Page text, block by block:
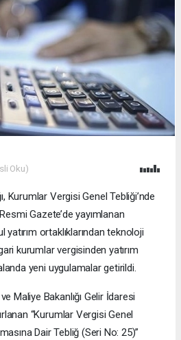
Oku)
Kurumlar Vergisi Genel Tebliği’nde
Gazete’de yayımlanan
ortaklıklarından teknoloji
kurumlar vergisinden yatırım
yeni uygulamalar getirildi.
Maliye Bakanlığı Gelir İdaresi
“Kurumlar Vergisi Genel
Dair Tebliğ (Seri No: 25)”